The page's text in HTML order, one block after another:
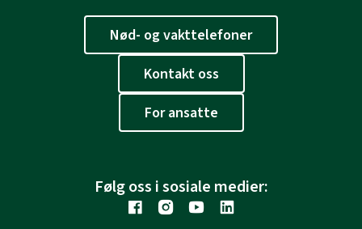
Nød- og vakttelefoner
Kontakt oss
For ansatte
Følg oss i sosiale medier: